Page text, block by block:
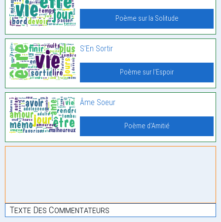
Poème sur la Solitude
S’En Sortir
Poème sur l'Espoir
Âme Soeur
Poème d'Amitié
Texte Des Commentateurs